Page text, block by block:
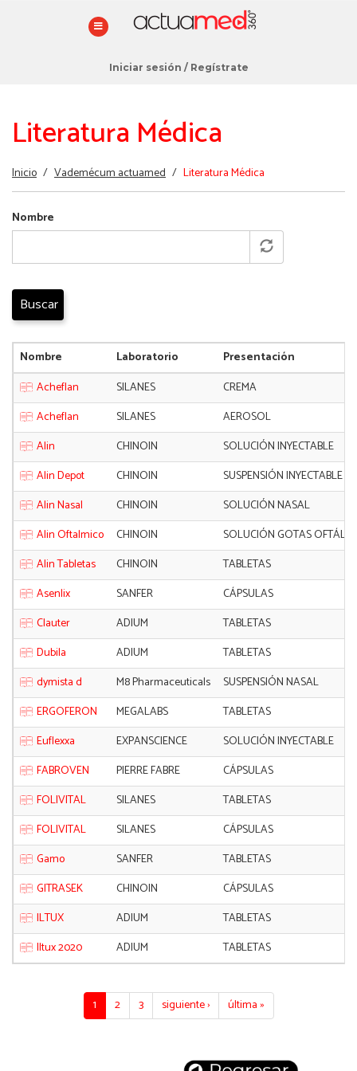
Iniciar sesión / Regístrate
Literatura Médica
Estás
aquí
Inicio / Vademécum actuamed / Literatura Médica
Nombre
Buscar
Nombre Laboratorio
Presentación
Acheflan
SILANES
CREMA
Acheflan
SILANES
AEROSOL
Alin
CHINOIN
SOLUCIÓN INYECTABLE
Alin Depot
CHINOIN
SUSPENSIÓN INYECTABLE
Alin Nasal
CHINOIN
SOLUCIÓN NASAL
Alin Oftalmico
CHINOIN
SOLUCIÓN GOTAS
Alin Tabletas
CHINOIN
TABLETAS
Asenlix
SANFER
CÁPSULAS
Clauter
ADIUM
TABLETAS
Dubila
ADIUM
TABLETAS
dymista d
M8 Pharmaceuticals
SUSPENSIÓN NASAL
ERGOFERON
MEGALABS
TABLETAS
Euflexxa
EXPANSCIENCE
SOLUCIÓN INYECTABLE
FABROVEN
PIERRE FABRE
CÁPSULAS
FOLIVITAL
SILANES
TABLETAS
FOLIVITAL
SILANES
CÁPSULAS
Gamo
SANFER
TABLETAS
GITRASEK
CHINOIN
CÁPSULAS
ILTUX
ADIUM
TABLETAS
Iltux 2020
ADIUM TABLETAS
1 2 3 siguiente › última »